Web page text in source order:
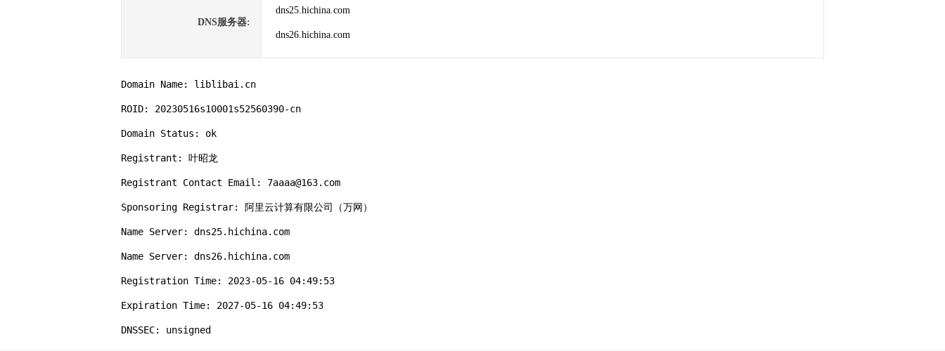
DNS服务器:
dns25.hichina.com
dns26.hichina.com
Domain Name: liblibai.cn
ROID: 20230516s10001s52560390-cn
Domain Status: ok
Registrant: 叶昭龙
Registrant Contact Email: 7aaaa@163.com
Sponsoring Registrar: 阿里云计算有限公司（万网）
Name Server: dns25.hichina.com
Name Server: dns26.hichina.com
Registration Time: 2023-05-16 04:49:53
Expiration Time: 2027-05-16 04:49:53